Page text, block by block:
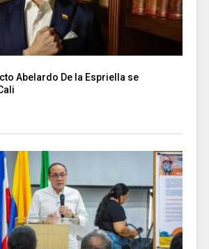
Abelardo De la Espriella se